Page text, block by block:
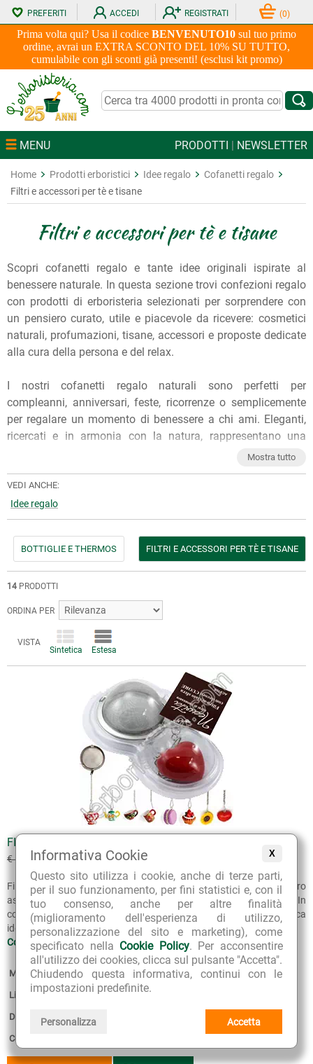
X
Informativa Cookie
Questo sito utilizza i cookie, anche di terze parti,
per il suo funzionamento, per fini statistici e, con il
tuo consenso, anche per altre finalità
(miglioramento dell'esperienza di utilizzo,
personalizzazione del sito e marketing), come
specificato nella Cookie Policy. Per acconsentire
all'utilizzo dei cookies, clicca sul pulsante "Accetta".
Chiudendo questa informativa, continui con le
impostazioni predefinite.
Personalizza Accetta
Prima volta qui? Usa il codice BENVENUTO10 sul tuo primo
ordine, avrai un EXTRA SCONTO DEL 10% SU TUTTO,
cumulabile con gli sconti già presenti! (esclusi kit promo)
PREFERITI ACCEDI REGISTRATI (0)
MENU PRODOTTI | NEWSLETTER
Home Prodotti erboristici Idee regalo
Cofanetti regalo
Filtri e accessori per tè e tisane
Filtri e accessori per tè e tisane
Scopri cofanetti regalo e tante idee originali ispirate al
benessere naturale. In questa sezione trovi confezioni regalo
con prodotti di erboristeria selezionati per sorprendere con
un pensiero curato, utile e piacevole da ricevere: cosmetici
naturali, profumazioni, tisane, accessori e proposte dedicate
alla cura della persona e del relax.
I nostri cofanetti regalo naturali sono perfetti per
compleanni, anniversari, feste, ricorrenze o semplicemente
per regalare un momento di benessere a chi ami. Eleganti,
ricercati e in armonia con la natura, rappresentano una
scelta ideale per chi cerca un regalo originale, profumato e
Che tu stia cercando un dono raffinato un’idea regalo per il
benessere o una confezione pronta da donare, qui puoi
trovare soluzioni adatte a gusti ed esigenze diverse.
Scegliere un regalo di erboristeria significa unire bellezza,
naturalità e attenzione alla qualità, con proposte pensate per
trasformare ogni occasione in un gesto speciale.
Per qualunque consiglio sull'utilizzo dei nostri prodotti, puoi
chiedere ai nostri erboristi una
impegno. Per ulteriori informazioni, inoltre, puoi consultare
Articoli di approfondimento
Mostra tutto
VEDI ANCHE:
Idee regalo
BOTTIGLIE E THERMOS FILTRI E ACCESSORI PER TÈ E TISANE
14 PRODOTTI
ORDINA PER
VISTA
Sintetica Estesa
FILTRO IN ACCIAIO PER TÈ INFUSI TISANE CON DECORO
€ 6.00 € 5.40(sconto 10%)
Filtro per tè, infusi, tisane in acciaio, a forma di sfera, con decoro
assortito all'estremo della catenella, diametro 5 centimetri. In
confezione plastificata rigida, ideale anche come simpatica e pratica
idea regalo.
Continua >>
Marca: Neavita
Linea: Oggettistica, Cucina e Ora del Tè
Disponibilità: 6
Confezione: